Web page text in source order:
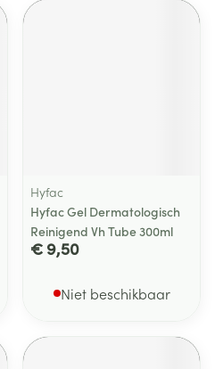
Hyfac
Hyfac Gel Dermatologisch
Reinigend Vh Tube 300ml
€ 9,50
Niet beschikbaar